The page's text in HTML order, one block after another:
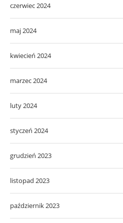
czerwiec 2024
maj 2024
kwiecień 2024
marzec 2024
luty 2024
styczeń 2024
grudzień 2023
listopad 2023
październik 2023